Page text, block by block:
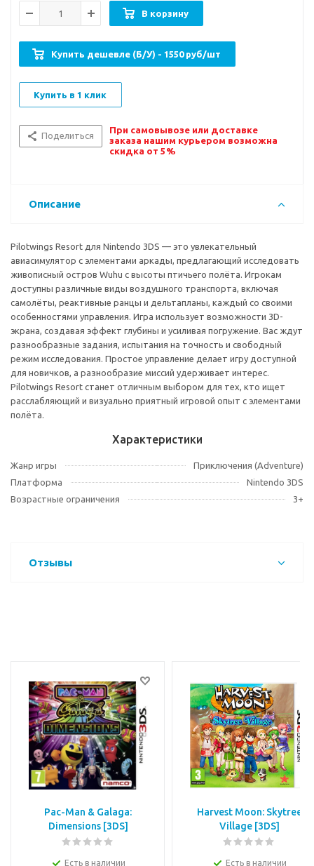
В корзину
Купить дешевле (Б/У) - 1550 руб/шт
Купить в 1 клик
Поделиться
При самовывозе или доставке
заказа нашим курьером возможна
скидка от 5%
Описание
Pilotwings Resort для Nintendo 3DS — это увлекательный
авиасимулятор с элементами аркады, предлагающий исследовать
живописный остров Wuhu с высоты птичьего полёта. Игрокам
доступны различные виды воздушного транспорта, включая
самолёты, реактивные ранцы и дельтапланы, каждый со своими
особенностями управления. Игра использует возможности 3D-
экрана, создавая эффект глубины и усиливая погружение. Вас ждут
разнообразные задания, испытания на точность и свободный
режим исследования. Простое управление делает игру доступной
для новичков, а разнообразие миссий удерживает интерес.
Pilotwings Resort станет отличным выбором для тех, кто ищет
расслабляющий и визуально приятный игровой опыт с элементами
полёта.
Характеристики
Жанр игры
Приключения (Adventure)
Платформа
Nintendo 3DS
Возрастные ограничения
3+
Отзывы
Pac-Man & Galaga:
Dimensions [3DS]
Есть в наличии
Harvest Moon: Skytree
Village [3DS]
Есть в наличии